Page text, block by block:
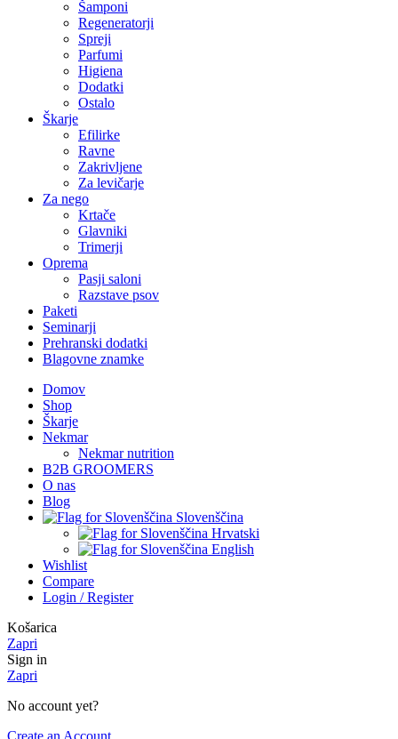
Šamponi
Regeneratorji
Spreji
Parfumi
Higiena
Dodatki
Ostalo
Škarje
Efilirke
Ravne
Zakrivljene
Za levičarje
Za nego
Krtače
Glavniki
Trimerji
Oprema
Pasji saloni
Razstave psov
Paketi
Seminarji
Prehranski dodatki
Blagovne znamke
Domov
Shop
Škarje
Nekmar
Nekmar nutrition
B2B GROOMERS
O nas
Blog
Slovenščina
Hrvatski
English
Wishlist
Compare
Login / Register
Košarica
Zapri
Sign in
Zapri
No account yet?